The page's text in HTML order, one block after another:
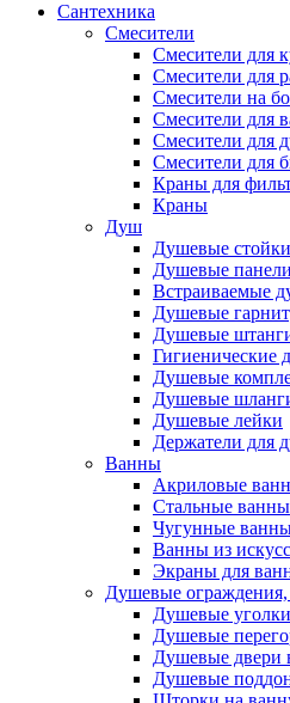
Сантехника
Смесители
Смесители для
Смесители для
Смесители на
Смесители для
Смесители для
Смесители для
Краны для
Краны
Душ
Душевые стойки
Душевые панели
Встраиваемые
Душевые
Душевые
Гигиенические
Душевые
Душевые
Душевые лейки
Держатели для
Ванны
Акриловые
Стальные ванны
Чугунные
Ванны из
Экраны для
Душевые
Душевые уголки
Душевые
Душевые двери
Душевые